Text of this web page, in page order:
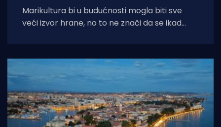
Marikultura bi u budućnosti mogla biti sve
veći izvor hrane, no to ne znači da se ikad